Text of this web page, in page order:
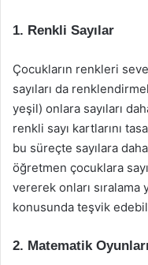
1. Renkli Sayılar
Çocukların renkleri
sayıları da
yeşil) onlara sayıları
renkli sayı kartlarını
bu süreçte sayılara
öğretmen çocuklara
vererek onları
konusunda teşvik
2. Matematik Oyunları